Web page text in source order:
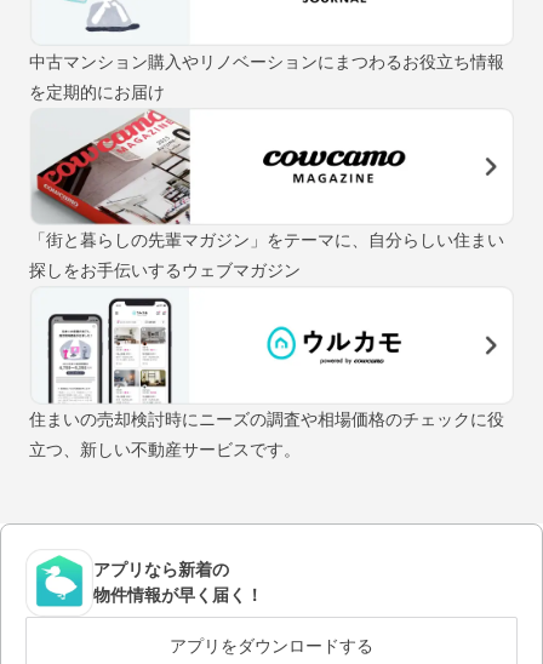
中古マンション購入やリノベーションにまつわるお役立ち情報
を定期的にお届け
「街と暮らしの先輩マガジン」をテーマに、自分らしい住まい
探しをお手伝いするウェブマガジン
住まいの売却検討時にニーズの調査や相場価格のチェックに役
立つ、新しい不動産サービスです。
アプリなら新着の
物件情報が早く届く！
アプリをダウンロードする